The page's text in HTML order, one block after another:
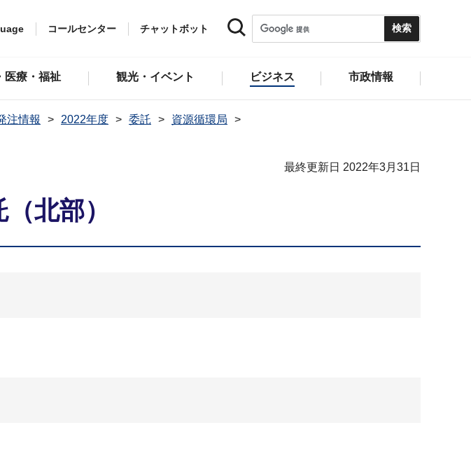
コールセンター チャットボット
医療・福祉 観光・イベント ビジネス 市政情報
注情報 2022年度 委託
資源循環局
最終更新日 2022年3月31日
北部）